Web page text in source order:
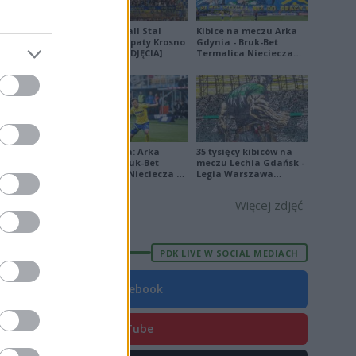
FORMA
Derby Ekoball Stal
Sanok - Karpaty Krosno
na remis [ZDJĘCIA]
Kibice na meczu Arka
Gdynia - Bruk-Bet
Termalica Nieciecza
Ekstraklasa: Arka
Gdynia - Bruk-Bet
Termalica Nieciecza 2-
35 tysięcy kibiców na
meczu Lechia Gdańsk -
Legia Warszawa
Więcej zdjęć
PDK LIVE W SOCIAL MEDIACH
Facebook
YouTube